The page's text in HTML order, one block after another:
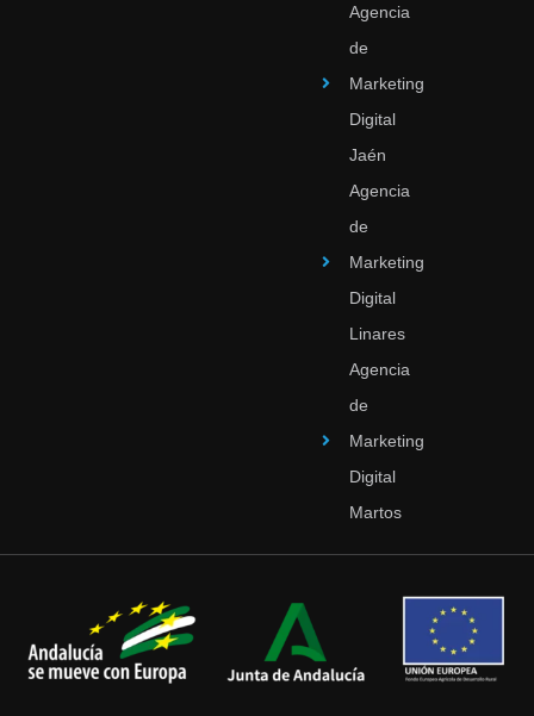
Agencia
de
Marketing
Digital
Jaén
Agencia
de
Marketing
Digital
Linares
Agencia
de
Marketing
Digital
Martos